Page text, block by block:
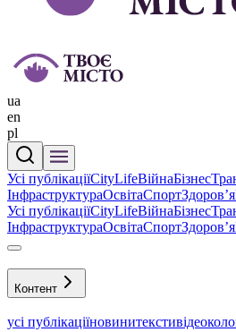
ua
en
pl
Усі публікаціїCityLifeВійнаБізнес
ІнфраструктураОсвітаСпортЗдоровʼя
Усі публікаціїCityLifeВійнаБізнес
ІнфраструктураОсвітаСпортЗдоровʼя
Контент
усі публікаціїновинитекстивідео